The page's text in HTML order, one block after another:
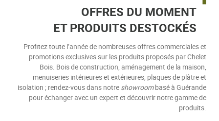
OFFRES DU MOMENT
ET PRODUITS DESTOCKÉS
Profitez toute l’année de nombreuses offres commerciales et
promotions exclusives sur les produits proposés par Chelet
Bois. Bois de construction, aménagement de la maison,
menuiseries intérieures et extérieures, plaques de plâtre et
isolation ; rendez-vous dans notre showroombasé à Guérande
pour échanger avec un expert et découvrir notre gamme de
produits.